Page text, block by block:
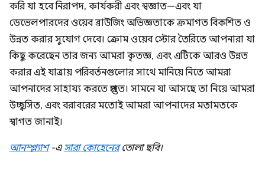
করি যা হবে নিরাপদ, কার্যকরী এবং স্বজ্ঞাত—এবং যা
ডেভেলপারদের ওয়েব ব্রাউজিং অভিজ্ঞতাকে ক্রমাগত বিকশিত ও
উন্নত করার সুযোগ দেবে। ক্রোম ওয়েব স্টোর তৈরিতে আপনারা যা
কিছু করেছেন তার জন্য আমরা কৃতজ্ঞ, এবং এটিকে আরও উন্নত
করার এই যাত্রায় পরিবর্তনগুলোর সাথে মানিয়ে নিতে আমরা
আপনাদের সাহায্য করতে প্রস্তুত। সামনে যা আসছে তা নিয়ে আমরা
উচ্ছ্বসিত, এবং বরাবরের মতোই আমরা আপনাদের মতামতকে
স্বাগত জানাই।
আনস্প্ল্যাশ-এ সারা কোহেনেরতোলা ছবি।